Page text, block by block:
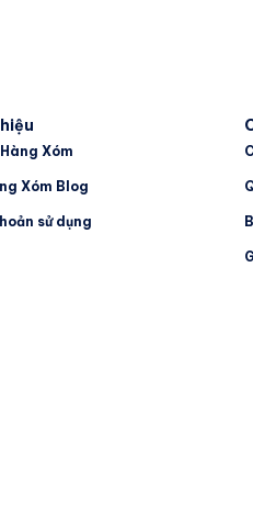
Xóm
Xóm Blog
sử dụng